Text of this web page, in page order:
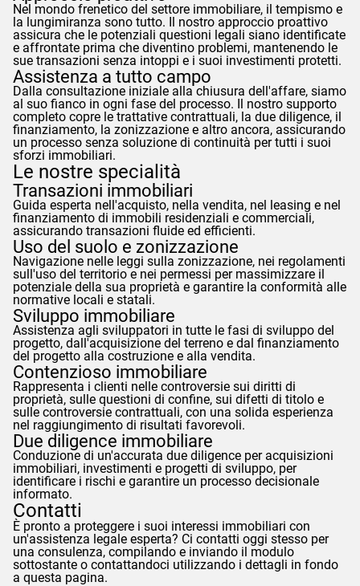
Nel mondo frenetico del settore immobiliare, il tempismo e
la lungimiranza sono tutto. Il nostro approccio proattivo
assicura che le potenziali questioni legali siano identificate
e affrontate prima che diventino problemi, mantenendo le
sue transazioni senza intoppi e i suoi investimenti protetti.
Assistenza a tutto campo
Dalla consultazione iniziale alla chiusura dell'affare, siamo
al suo fianco in ogni fase del processo. Il nostro supporto
completo copre le trattative contrattuali, la due diligence, il
finanziamento, la zonizzazione e altro ancora, assicurando
un processo senza soluzione di continuità per tutti i suoi
sforzi immobiliari.
Le nostre specialità
Transazioni immobiliari
Guida esperta nell'acquisto, nella vendita, nel leasing e nel
finanziamento di immobili residenziali e commerciali,
assicurando transazioni fluide ed efficienti.
Uso del suolo e zonizzazione
Navigazione nelle leggi sulla zonizzazione, nei regolamenti
sull'uso del territorio e nei permessi per massimizzare il
potenziale della sua proprietà e garantire la conformità alle
normative locali e statali.
Sviluppo immobiliare
Assistenza agli sviluppatori in tutte le fasi di sviluppo del
progetto, dall'acquisizione del terreno e dal finanziamento
del progetto alla costruzione e alla vendita.
Contenzioso immobiliare
Rappresenta i clienti nelle controversie sui diritti di
proprietà, sulle questioni di confine, sui difetti di titolo e
sulle controversie contrattuali, con una solida esperienza
nel raggiungimento di risultati favorevoli.
Due diligence immobiliare
Conduzione di un'accurata due diligence per acquisizioni
immobiliari, investimenti e progetti di sviluppo, per
identificare i rischi e garantire un processo decisionale
informato.
Contatti
È pronto a proteggere i suoi interessi immobiliari con
un'assistenza legale esperta? Ci contatti oggi stesso per
una consulenza, compilando e inviando il modulo
sottostante o contattandoci utilizzando i dettagli in fondo
a questa pagina.